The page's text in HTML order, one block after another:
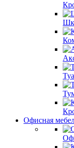
Офисная